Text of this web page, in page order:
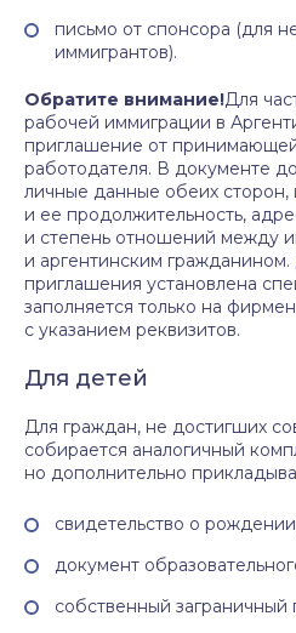
письмо от спонсора (для
иммигрантов).
Обратите внимание!Для
рабочей иммиграции в
приглашение от
работодателя. В документе
личные данные обеих сторон,
и ее продолжительность,
и степень отношений между
и аргентинским
приглашения установлена
заполняется только на
с указанием реквизитов.
Для детей
Для граждан, не достигших
собирается аналогичный
но дополнительно
свидетельство о
документ
собственный заграничный